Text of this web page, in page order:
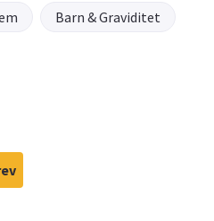
Barn & Graviditet